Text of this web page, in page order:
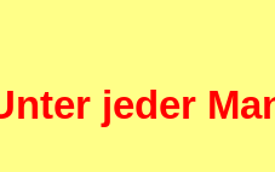
jeder